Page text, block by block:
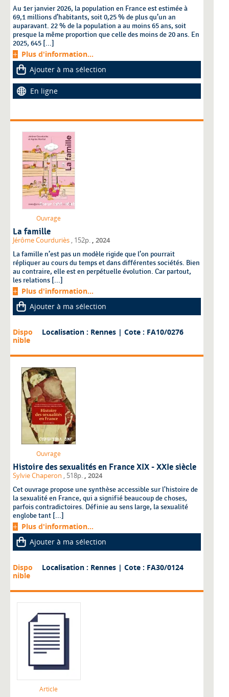
Au 1er janvier 2026, la population en France est estimée à
69,1 millions d’habitants, soit 0,25 % de plus qu’un an
auparavant. 22 % de la population a au moins 65 ans, soit
presque la même proportion que celle des moins de 20 ans. En
2025, 645 [...]
Plus d'information...
Ajouter à ma sélection
En ligne
Ouvrage
La famille
Jérôme Courduriès, 152p. , 2024
La famille n’est pas un modèle rigide que l’on pourrait
répliquer au cours du temps et dans différentes sociétés. Bien
au contraire, elle est en perpétuelle évolution. Car partout,
les relations [...]
Plus d'information...
Ajouter à ma sélection
Dispo
nible
Localisation : Rennes | Cote : FA10/0276
Ouvrage
Histoire des sexualités en France XIX - XXIe siècle
Sylvie Chaperon , 518p. , 2024
Cet ouvrage propose une synthèse accessible sur l'histoire de
la sexualité en France, qui a signifié beaucoup de choses,
parfois contradictoires. Définie au sens large, la sexualité
englobe tant [...]
Plus d'information...
Ajouter à ma sélection
Dispo
nible
Localisation : Rennes | Cote : FA30/0124
Article